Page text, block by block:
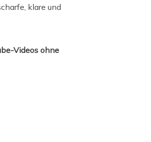
klare und
Videos ohne